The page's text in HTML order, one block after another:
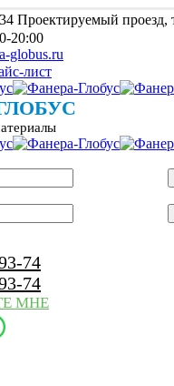
Проектируемый проезд,
20:00
globus.ru
лист
74
74
МНЕ